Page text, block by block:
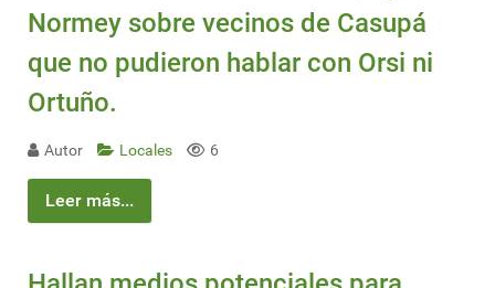
Normey sobre vecinos de Casupá
que no pudieron hablar con Orsi ni
Ortuño.
Autor Locales 6
Leer más...